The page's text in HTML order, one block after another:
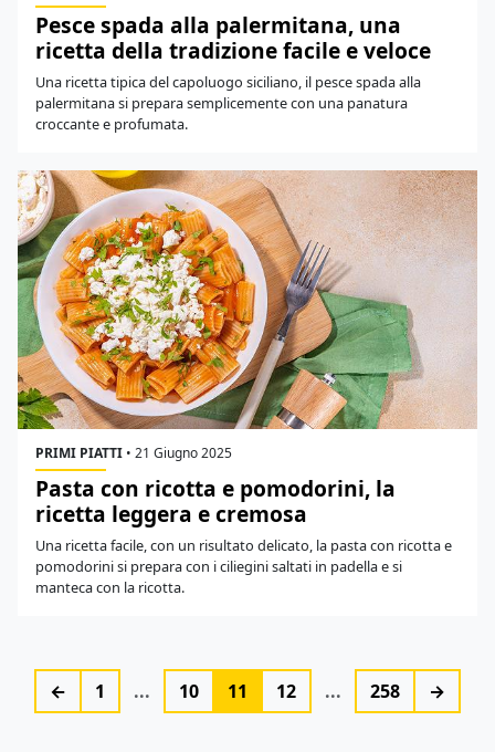
Pesce spada alla palermitana, una
ricetta della tradizione facile e veloce
Una ricetta tipica del capoluogo siciliano, il pesce spada alla
palermitana si prepara semplicemente con una panatura
croccante e profumata.
PRIMI PIATTI • 21 Giugno 2025
Pasta con ricotta e pomodorini, la
ricetta leggera e cremosa
Una ricetta facile, con un risultato delicato, la pasta con ricotta e
pomodorini si prepara con i ciliegini saltati in padella e si
manteca con la ricotta.
← 1 ... 10 11 12 ... 258 →